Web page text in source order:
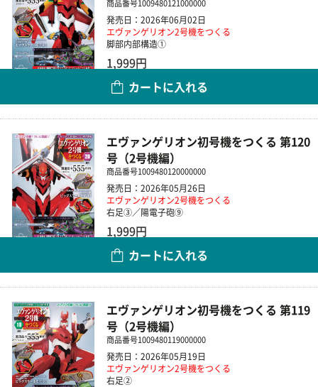
商品番号1009480121000000
発売日：2026年06月02日
エヴァンゲリオン2号機をつくる
脚部内部構造①
1,999円
カートに入れる
エヴァンゲリオン初号機をつくる 第120
号（2号機編）
商品番号1009480120000000
発売日：2026年05月26日
エヴァンゲリオン2号機をつくる
右足③／陽電子砲⑨
1,999円
カートに入れる
エヴァンゲリオン初号機をつくる 第119
号（2号機編）
商品番号1009480119000000
発売日：2026年05月19日
エヴァンゲリオン2号機をつくる
右足②